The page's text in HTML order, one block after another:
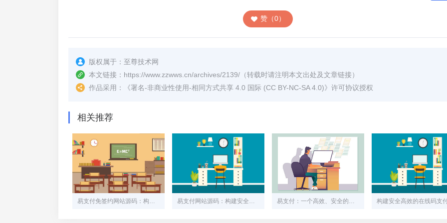
赞（0）
版权属于： 至尊技术网
本文链接： https://www.zzwws.cn/archives/2139/ （转载时请注明本文出处及文章链接）
作品采用：
《署名-非商业性使用-相同方式共享 4.0 国际 (CC BY-NC-SA 4.0)》许可协议授权
相关推荐
易支付免签约网站源码：构建安全高效的在线支付平台 易支付网站源码：构建安全、高效的在线支付解决方案 易支付：一个高效、安全的在线支付系统解决方案